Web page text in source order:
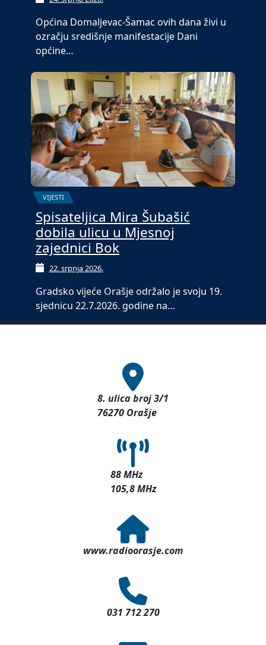
Općina Domaljevac-Šamac ovih dana živi u
ozračju središnje manifestacije Dani
općine…
VIJESTI
Spisateljica Mira Šubašić
dobila ulicu u Mjesnoj
zajednici Bok
22. srpnja 2026.
Gradsko vijeće Orašje održalo je svoju 19.
sjednicu 22.7.2026. godine na…
8. ulica broj 3/1
76270 Orašje
88 MHz
105,8 MHz
www.radioorasje.com
031 712 270